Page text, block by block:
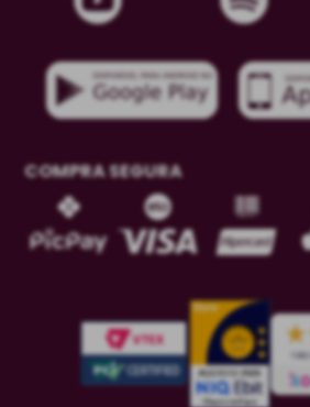
COMPRA SEGURA